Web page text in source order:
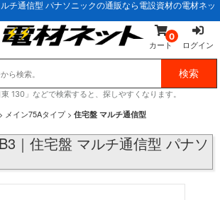
チ通信型 パナソニックの通販なら電設資材の電材ネッ
0
カート ログイン
130」などで検索すると、探しやすくなります。
> メイン75Aタイプ> 住宅盤 マルチ通信型
｜住宅盤 マルチ通信型 パナソ